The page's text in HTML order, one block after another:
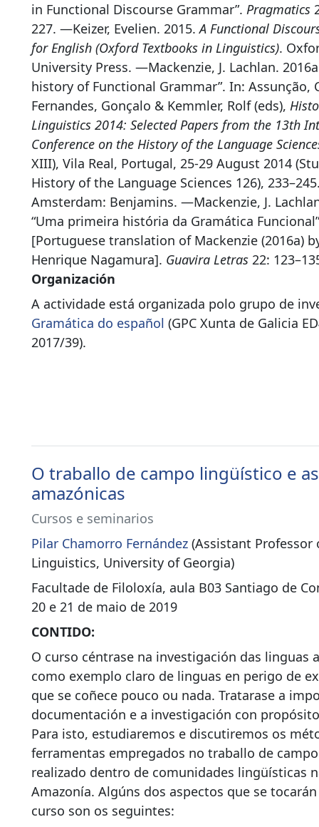
in Functional Discourse Grammar”. Pragmatics
227. —Keizer, Evelien. 2015. A Functional
for English (Oxford Textbooks in Linguistics).
University Press. —Mackenzie, J. Lachlan.
history of Functional Grammar”. In: Assunção,
Fernandes, Gonçalo & Kemmler, Rolf (eds),
Linguistics 2014: Selected Papers from the 13th
Conference on the History of the Language
XIII), Vila Real, Portugal, 25-29 August 2014
History of the Language Sciences 126),
Amsterdam: Benjamins. —Mackenzie, J.
“Uma primeira história da Gramática
[Portuguese translation of Mackenzie (2016a)
Henrique Nagamura]. Guavira Letras 22:
Organización
A actividade está organizada polo grupo de
Gramática do español (GPC Xunta de Galicia
2017/39).
O traballo de campo lingüístico e
amazónicas
Cursos e seminarios
Pilar Chamorro Fernández (Assistant Professor
Linguistics, University of Georgia)
Facultade de Filoloxía, aula B03 Santiago de
20 e 21 de maio de 2019
CONTIDO:
O curso céntrase na investigación das linguas
como exemplo claro de linguas en perigo de
que se coñece pouco ou nada. Tratarase a
documentación e a investigación con
Para isto, estudiaremos e discutiremos os
ferramentas empregados no traballo de
realizado dentro de comunidades lingüísticas
Amazonía. Algúns dos aspectos que se
curso son os seguintes: